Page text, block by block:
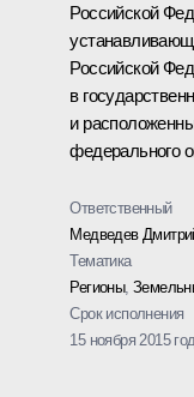
Российской
Российской
в
и
федерального
Ответственный
Медведев
Тематика
Регионы,
Срок исполнения
15 ноября 2015